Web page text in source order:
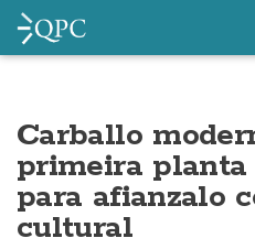
Carballo
primeira planta
para afianzalo
cultural